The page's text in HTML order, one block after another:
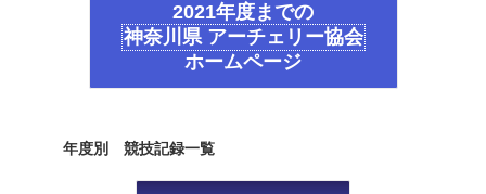
2021年度までの
神奈川県 アーチェリー協会
ホームページ
年度別 競技記録一覧